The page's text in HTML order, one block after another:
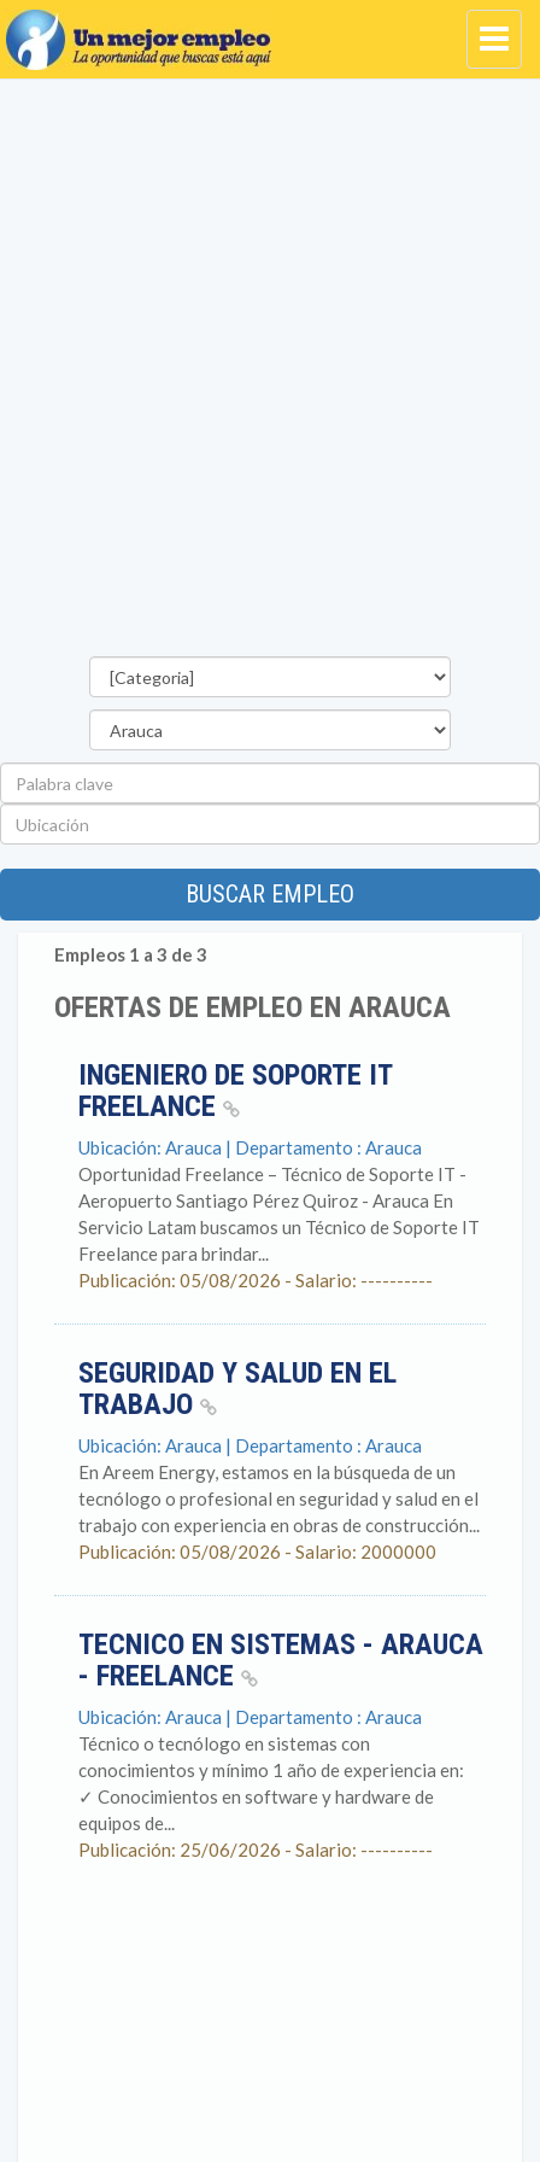
BUSCAR EMPLEO
Empleos 1 a 3 de 3
OFERTAS DE EMPLEO EN ARAUCA
INGENIERO DE SOPORTE IT
FREELANCE
Ubicación: Arauca | Departamento : Arauca
Oportunidad Freelance – Técnico de Soporte IT -
Aeropuerto Santiago Pérez Quiroz - Arauca En
Servicio Latam buscamos un Técnico de Soporte IT
Freelance para brindar...
Publicación: 05/08/2026 - Salario: ----------
SEGURIDAD Y SALUD EN EL
TRABAJO
Ubicación: Arauca | Departamento : Arauca
En Areem Energy, estamos en la búsqueda de un
tecnólogo o profesional en seguridad y salud en el
trabajo con experiencia en obras de construcción...
Publicación: 05/08/2026 - Salario: 2000000
TECNICO EN SISTEMAS - ARAUCA
- FREELANCE
Ubicación: Arauca | Departamento : Arauca
Técnico o tecnólogo en sistemas con
conocimientos y mínimo 1 año de experiencia en: ​ ​
✓ Conocimientos en software y hardware de
equipos de...
Publicación: 25/06/2026 - Salario: ----------